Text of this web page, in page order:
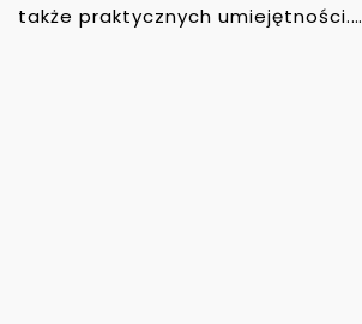
także praktycznych umiejętności.…